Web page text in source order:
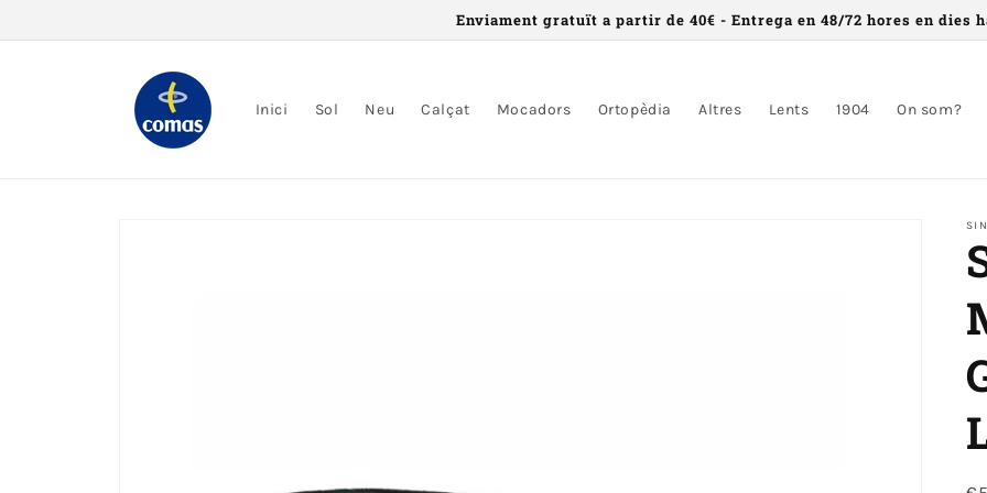
Enviament gratuït a partir de 40€ - Entrega en 48/72 hores en dies
Inici Sol Neu Calçat Mocadors Ortopèdia Altres Lents 1904 On som?